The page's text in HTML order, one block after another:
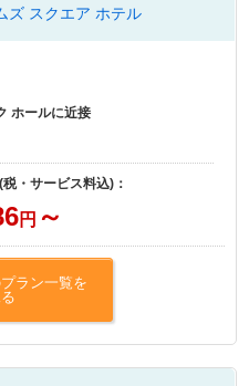
ズ スクエア ホテル
ホールに近接
・サービス料込)：
円 ～
ラン一覧を